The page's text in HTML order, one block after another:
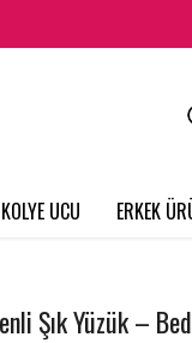
UCU ERKEK
Şık Yüzük –